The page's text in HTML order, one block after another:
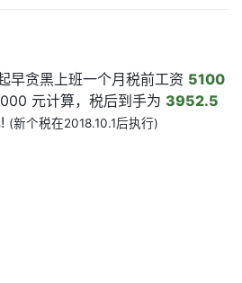
早贪黑上班一个月税前工资 5100
元计算，税后到手为 3952.5
(新个税在2018.10.1后执行)